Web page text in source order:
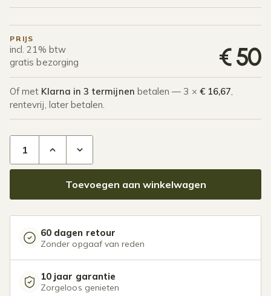
PRIJS
incl. 21% btw
gratis bezorging
€50
Of met Klarna in 3 termijnen betalen — 3 × € 16,67,
rentevrij, later betalen.
Toevoegen aan winkelwagen
60 dagen retour
Zonder opgaaf van reden
10 jaar garantie
Zorgeloos genieten